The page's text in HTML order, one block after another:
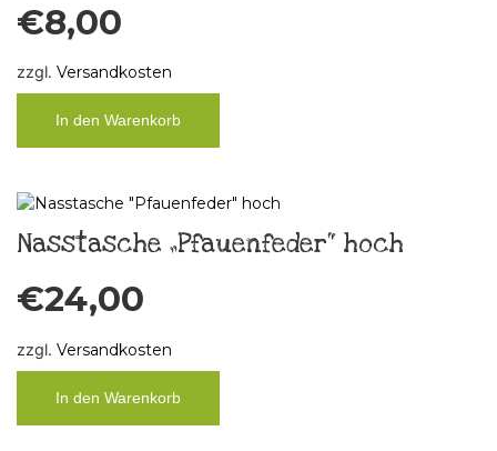
€8,00
zzgl. Versandkosten
In den Warenkorb
Nasstasche „Pfauenfeder“ hoch
€24,00
zzgl. Versandkosten
In den Warenkorb